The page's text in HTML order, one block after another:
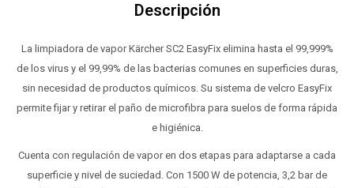
Descripción
La limpiadora de vapor Kärcher SC2 EasyFix elimina hasta el 99,999%
de los virus y el 99,99% de las bacterias comunes en superficies duras,
sin necesidad de productos químicos. Su sistema de velcro EasyFix
permite fijar y retirar el paño de microfibra para suelos de forma rápida
e higiénica.
Cuenta con regulación de vapor en dos etapas para adaptarse a cada
superficie y nivel de suciedad. Con 1500 W de potencia, 3,2 bar de